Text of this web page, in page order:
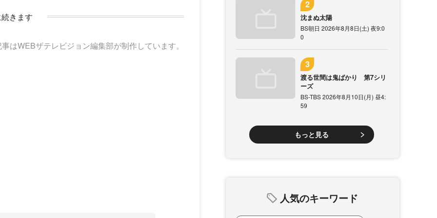
きます
はWEBザテレビジョン編集部が制作しています。
沈まぬ太陽
BS朝日 2026年8月8日(土) 夜9:0
0
渡る世間は鬼ばかり 第7シリ
ーズ
BS-TBS 2026年8月10日(月) 昼4:
59
もっと見る
人気のキーワード